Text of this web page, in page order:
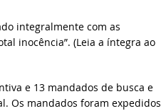
integralmente com as
inocência”. (Leia a íntegra ao
e 13 mandados de busca e
Os mandados foram expedidos